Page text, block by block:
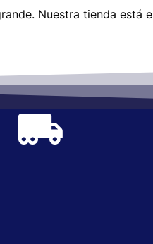
Nuestra tienda está